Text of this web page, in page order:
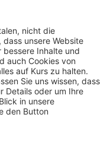
Kanälen
zzgl.